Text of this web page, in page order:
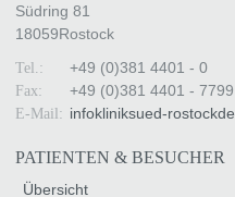
Südring 81
18059Rostock
Tel.: +49 (0)381 4401 - 0
Fax: +49 (0)381 4401 - 7799
E-Mail: infokliniksued-rostockde
PATIENTEN & BESUCHER
Übersicht